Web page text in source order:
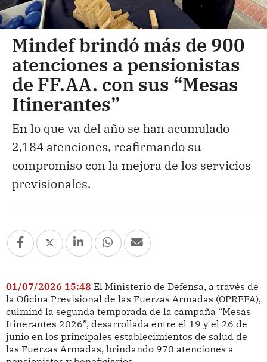
Mindef brindó más de 900
atenciones a pensionistas
de FF.AA. con sus “Mesas
Itinerantes”
En lo que va del año se han acumulado
2,184 atenciones, reafirmando su
compromiso con la mejora de los servicios
previsionales.
01/07/2026 15:48 El Ministerio de Defensa, a través de
la Oficina Previsional de las Fuerzas Armadas (OPREFA),
culminó la segunda temporada de la campaña “Mesas
Itinerantes 2026”, desarrollada entre el 19 y el 26 de
junio en los principales establecimientos de salud de
las Fuerzas Armadas, brindando 970 atenciones a